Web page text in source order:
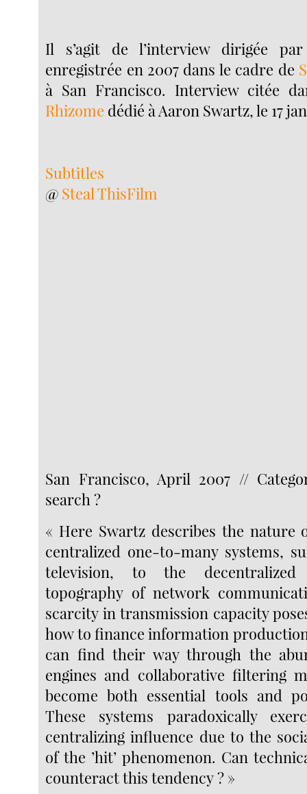
Il s’agit de l’interview dirigée
enregistrée en 2007 dans le cadre de
à San Francisco. Interview citée
Rhizome dédié à Aaron Swartz, le 17
Subtitles
@ Steal ThisFilm
San Francisco, April 2007 //
search ?
« Here Swartz describes the
centralized one-to-many systems,
television, to the decentralized
topography of network
scarcity in transmission capacity
how to finance information
can find their way through the
engines and collaborative filtering
become both essential tools and
These systems paradoxically
centralizing influence due to the
of the ’hit’ phenomenon. Can
counteract this tendency ? »